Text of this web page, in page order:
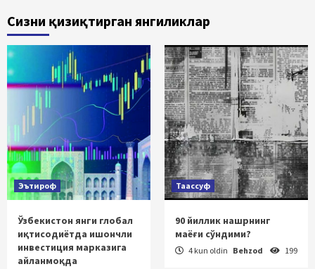
Сизни қизиқтирган янгиликлар
Эътироф
Ўзбекистон янги глобал
иқтисодиётда ишончли
инвестиция марказига
айланмоқда
Таассуф
90 йиллик нашрнинг
маёғи сўндими?
4 kun oldin Behzod 199